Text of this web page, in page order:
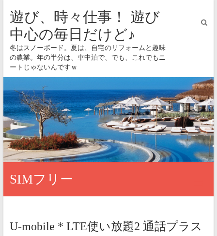
遊び、時々仕事！ 遊び
中心の毎日だけど♪
冬はスノーボード。夏は、自宅のリフォームと趣味
の農業。年の半分は、車中泊で、でも、これでもニ
ートじゃないんですｗ
SIMフリー
U-mobile * LTE使い放題2 通話プラス